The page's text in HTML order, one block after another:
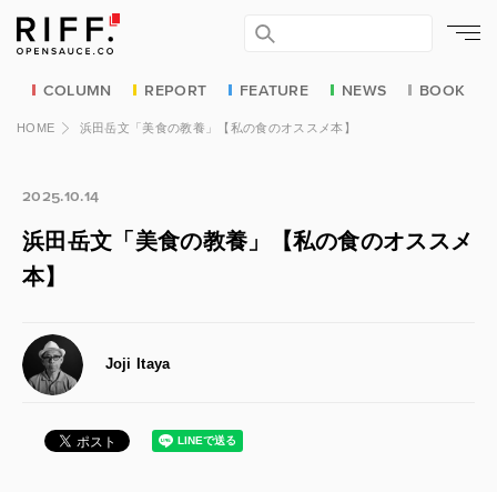
COLUMN REPORT FEATURE NEWS BOOK
HOME 浜田岳文「美食の教養」【私の食のオススメ本】
2025.10.14
浜田岳文「美食の教養」【私の食のオススメ
本】
Joji Itaya